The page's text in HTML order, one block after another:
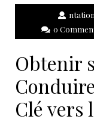
ntation
0
Obtenir
Clé vers